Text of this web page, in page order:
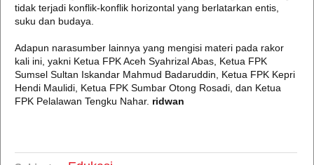
tidak terjadi konflik-konflik horizontal yang berlatarkan entis,
suku dan budaya.
Adapun narasumber lainnya yang mengisi materi pada rakor
kali ini, yakni Ketua FPK Aceh Syahrizal Abas, Ketua FPK
Sumsel Sultan Iskandar Mahmud Badaruddin, Ketua FPK Kepri
Hendi Maulidi, Ketua FPK Sumbar Otong Rosadi, dan Ketua
FPK Pelalawan Tengku Nahar. ridwan